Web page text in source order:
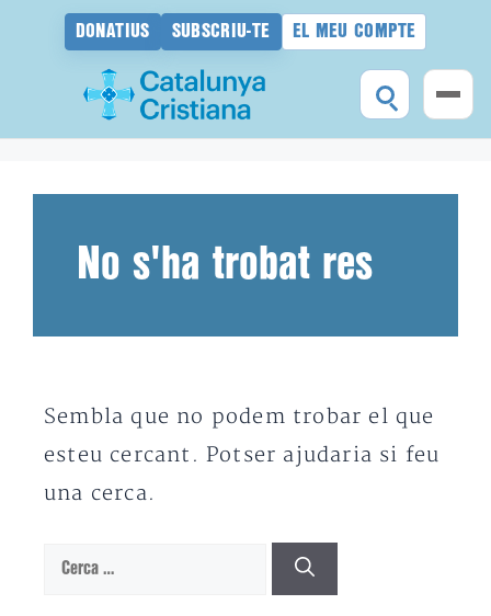
DONATIUS SUBSCRIU-TE EL MEU COMPTE
No s'ha trobat res
Sembla que no podem trobar el que
esteu cercant. Potser ajudaria si feu
una cerca.
Cerca: